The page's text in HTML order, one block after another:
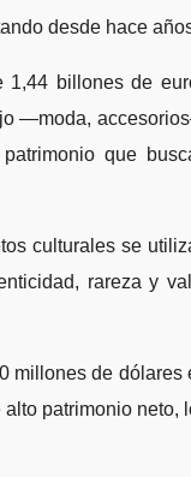
desde hace
1,44 billones de
—moda,
que
culturales se
rareza y
millones de dólares
patrimonio neto,